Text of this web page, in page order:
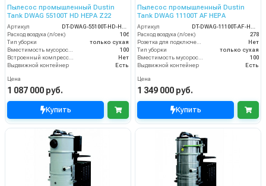
Пылесос промышленный Dustin
Tank DWAG 55100T HD HEPA Z22
Артикул
Расход воздуха (л/сек)
106
Тип уборки
только сухая
100
Нет
Выдвижной контейнер
Есть
Цена
1 087 000 руб.
Купить
Пылесос промышленный Dustin
Tank DWAG 11100T AF HEPA
Артикул
Расход воздуха (л/сек)
278
Нет
Тип уборки
только сухая
100
Выдвижной контейнер
Есть
Цена
1 349 000 руб.
Купить